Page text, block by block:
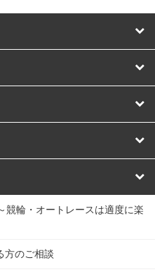
取手競輪場 宇都宮競輪場
輪・オートレースは適度に楽
方のご相談